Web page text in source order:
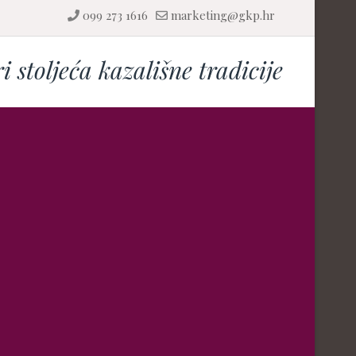
099 273 1616 marketing@gkp.hr
stoljeća kazališne tradicije